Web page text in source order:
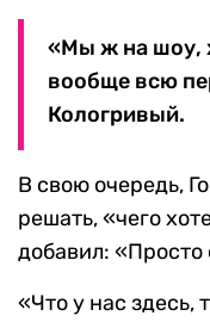
«Мы ж на шоу,
вообще всю
Кологривый.
В свою очередь,
решать, «чего
добавил: «Просто
«Что у нас здесь,